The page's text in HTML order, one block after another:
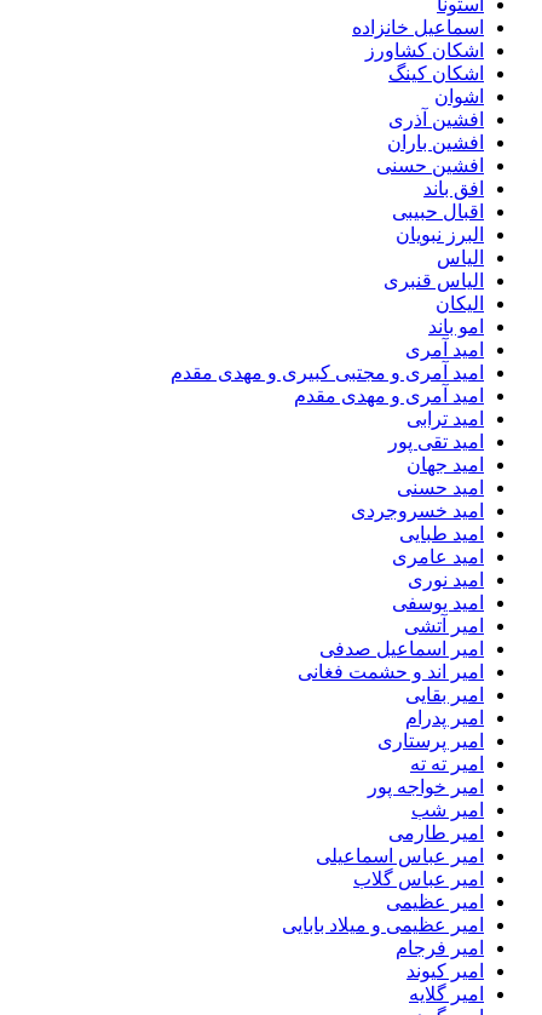
استونا
اسماعیل خانزاده
اشکان کشاورز
اشکان کینگ
اشوان
افشین آذری
افشین باران
افشین حسنی
افق باند
اقبال حبیبی
البرز نبویان
الیاس
الیاس قنبرى
الیکان
امو باند
امید آمری
امید آمری و مجتبی کبیری و مهدى مقدم
امید آمری و مهدی مقدم
امید ترابی
امید تقی پور
امید جهان
امید حسنی
امید خسروجردی
امید طبایی
امید عامری
امید نوری
امید یوسفی
امیر آتشی
امیر اسماعیل صدفی
امیر اند و حشمت فغانی
امیر بقایی
امیر پدرام
امیر پرستاری
امیر ته ته
امیر خواجه پور
امیر شب
امیر طارمی
امیر عباس اسماعیلی
امیر عباس گلاب
امیر عظیمی
امیر عظیمی و میلاد بابایی
امیر فرجام
امیر کیوند
امیر گلایه